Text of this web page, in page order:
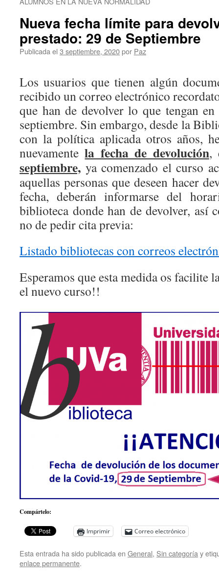
Nueva fecha límite para
prestado: 29 de Septiembre
Publicada el 3 septiembre, 2020por Paz
Los usuarios que tienen algún
recibido un correo electrónico
que han de devolver lo que tengan
septiembre. Sin embargo, desde la
con la política aplicada otros años,
nuevamentela fecha de devolución,
septiembre, ya comenzado el curso
aquellas personas que deseen hacer
fecha, deberán informarse del
biblioteca donde han de devolver, así
no de pedir cita previa:
Listado bibliotecas con correos
Esperamos que esta medida os facilite
el nuevo curso!!
Compártelo:
Imprimir Correo electrónico
Esta entrada ha sido publicada en General, Sin categoría y
enlace permanente.